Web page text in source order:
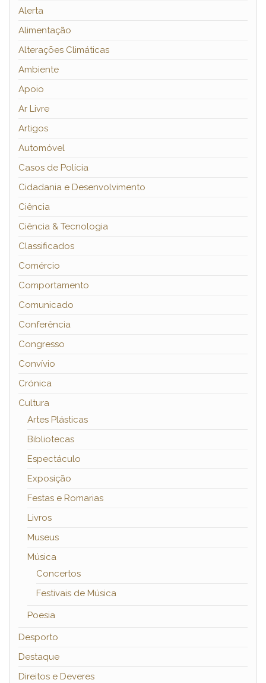
Alerta
Alimentação
Alterações Climáticas
Ambiente
Apoio
Ar Livre
Artigos
Automóvel
Casos de Polícia
Cidadania e Desenvolvimento
Ciência
Ciência & Tecnologia
Classificados
Comércio
Comportamento
Comunicado
Conferência
Congresso
Convívio
Crónica
Cultura
Artes Plásticas
Bibliotecas
Espectáculo
Exposição
Festas e Romarias
Livros
Museus
Música
Concertos
Festivais de Música
Poesia
Desporto
Destaque
Direitos e Deveres